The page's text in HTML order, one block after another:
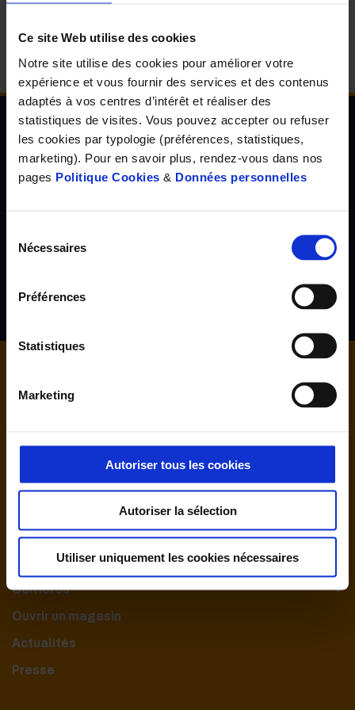
Ce site Web utilise des cookies
Notre site utilise des cookies pour améliorer votre
expérience et vous fournir des services et des contenus
adaptés à vos centres d’intérêt et réaliser des
statistiques de visites. Vous pouvez accepter ou refuser
les cookies par typologie (préférences, statistiques,
marketing). Pour en savoir plus, rendez-vous dans nos
pages Politique Cookies & Données personnelles
Nécessaires
Préférences
Statistiques
Marketing
Autoriser tous les cookies
Autoriser la sélection
Utiliser uniquement les cookies nécessaires
Nous contacter
Le Groupement
Nos engagements
Carrières
Ouvrir un magasin
Actualités
Presse
Newsletter de l'Observatoire de la santé Visuelle
et Auditive